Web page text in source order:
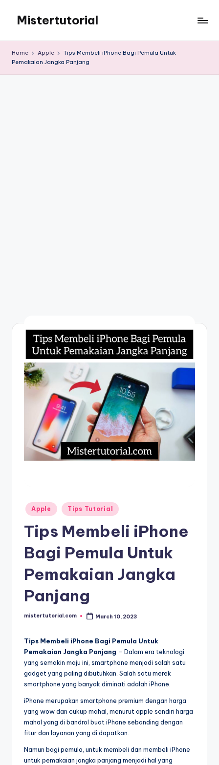
content
Mistertutorial
Android
Home Apple
Tips Membeli iPhone Bagi Pemula Untuk
Pemakaian Jangka Panjang
Posted
in
Apple Tips Tutorial
Tips Membeli iPhone
Bagi Pemula Untuk
Pemakaian Jangka
Panjang
Posted
mistertutorial.com March 10, 2023
Tips Membeli iPhone Bagi Pemula Untuk
Pemakaian Jangka Panjang – Dalam era teknologi
yang semakin maju ini, smartphone menjadi salah satu
gadget yang paling dibutuhkan. Salah satu merek
smartphone yang banyak diminati adalah iPhone.
iPhone merupakan smartphone premium dengan harga
yang wow dan cukup mahal, menurut apple sendiri harga
mahal yang di bandrol buat iPhone sebanding dengan
fitur dan layanan yang di dapatkan.
Namun bagi pemula, untuk membeli dan membeli iPhone
untuk pemakaian jangka panjang menjadi hal yang